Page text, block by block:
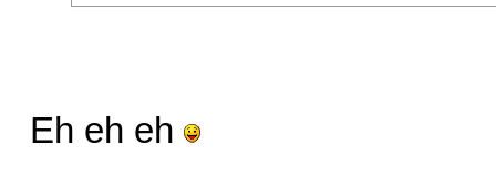
Eh eh eh